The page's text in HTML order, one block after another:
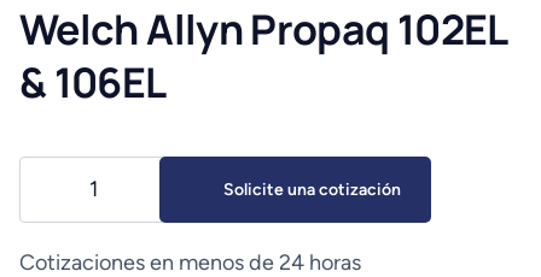
Welch Allyn Propaq 102EL
& 106EL
Propaq
102EL
Solicite una cotización
Cotizaciones en menos de 24 horas